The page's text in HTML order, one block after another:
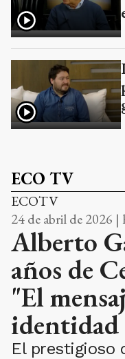
ECO TV
ECOTV
24 de abril de 2026 |
Alberto
años de
"El
identidad
El prestigioso